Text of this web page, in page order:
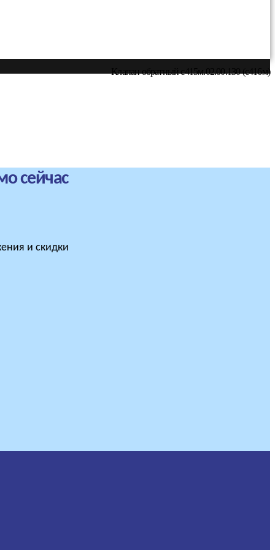
Клапан обратный с415м.02.00.130 (с416м)
сейчас
и скидки